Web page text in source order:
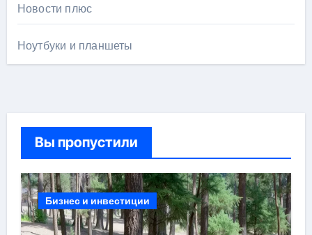
Новости плюс
Ноутбуки и планшеты
Вы пропустили
Бизнес и инвестиции